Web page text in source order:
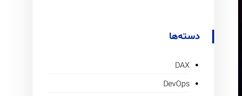
دسته‌ها
DAX
DevOps